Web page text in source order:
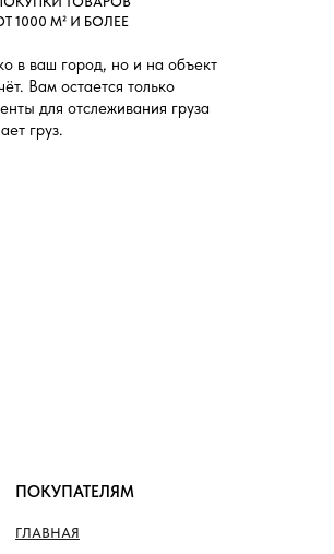
в ваш город, но и на объект
Вам остается только
для отслеживания груза
груз.
1000 М² И БОЛЕЕ
ПОКУПАТЕЛЯМ
ГЛАВНАЯ